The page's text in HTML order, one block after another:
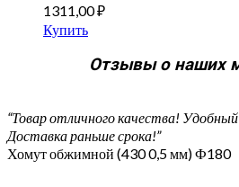
1311,00₽
Купить
Отзывы о наших
“Товар отличного качества!
Доставка раньше срока!”
Хомут обжимной (430 0,5 мм) Ф180